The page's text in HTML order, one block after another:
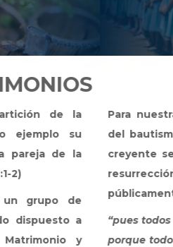
Para nuestra iglesia es
del bautismo en agua,
creyente se identifica
resurrección de
públicamente que
“pues todos sois hijos de
porque todos los que